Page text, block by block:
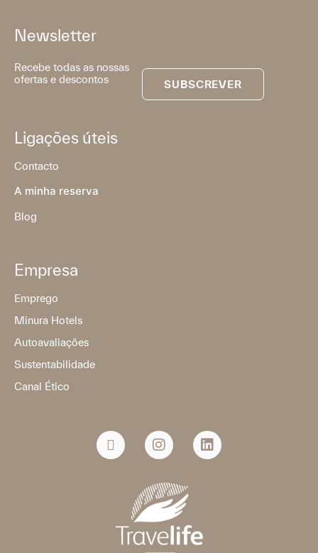
Newsletter
Recebe todas as nossas
ofertas e descontos
SUBSCREVER
Ligações úteis
Contacto
A minha reserva
Blog
Empresa
Emprego
Minura Hotels
Autoavaliações
Sustentabilidade
Canal Ético